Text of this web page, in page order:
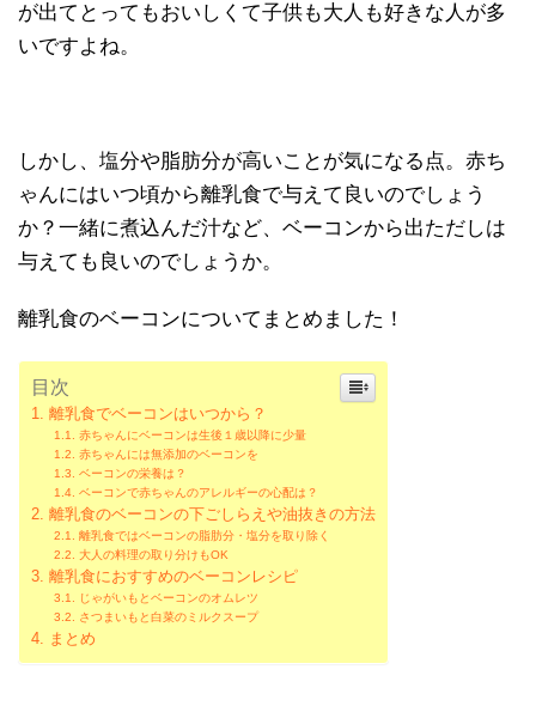
が出てとってもおいしくて子供も大人も好きな人が多
いですよね。
しかし、塩分や脂肪分が高いことが気になる点。赤ち
ゃんにはいつ頃から離乳食で与えて良いのでしょう
か？一緒に煮込んだ汁など、ベーコンから出ただしは
与えても良いのでしょうか。
離乳食のベーコンについてまとめました！
目次
離乳食でベーコンはいつから？
赤ちゃんにベーコンは生後１歳以降に少量
赤ちゃんには無添加のベーコンを
ベーコンの栄養は？
ベーコンで赤ちゃんのアレルギーの心配は？
離乳食のベーコンの下ごしらえや油抜きの方法
離乳食ではベーコンの脂肪分・塩分を取り除く
大人の料理の取り分けもOK
離乳食におすすめのベーコンレシピ
じゃがいもとベーコンのオムレツ
さつまいもと白菜のミルクスープ
まとめ